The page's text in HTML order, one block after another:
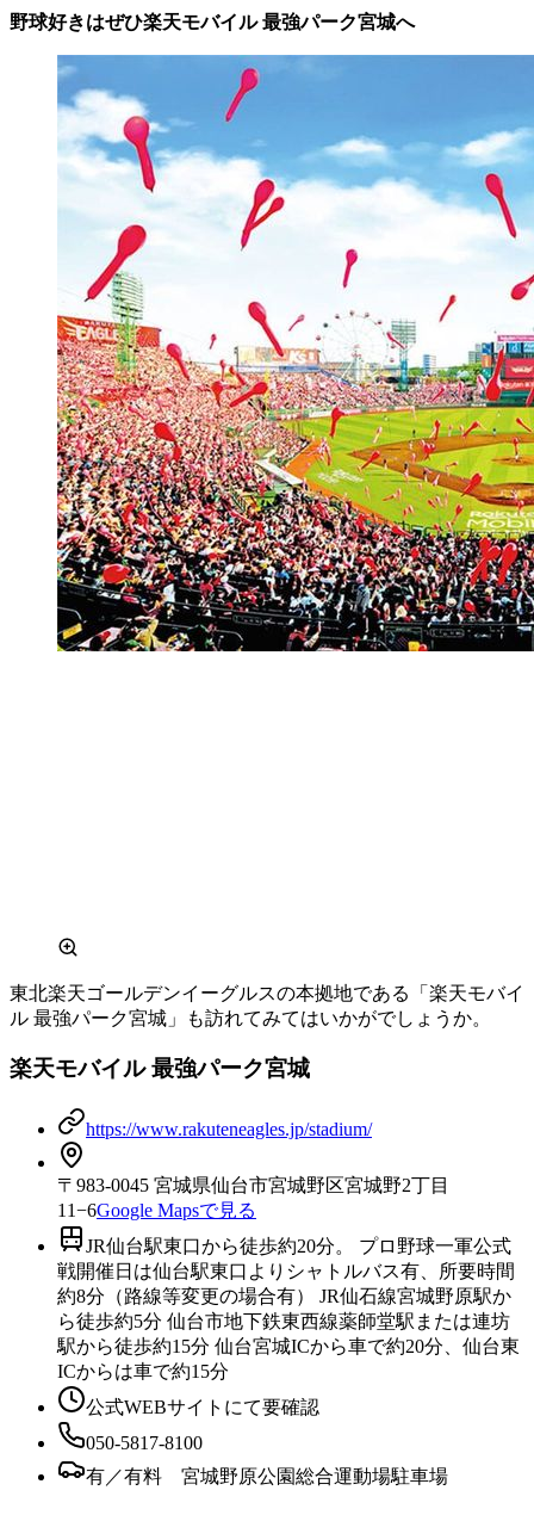
野球好きはぜひ楽天モバイル 最強パーク宮城へ
東北楽天ゴールデンイーグルスの本拠地である「楽天モバイ
ル 最強パーク宮城」も訪れてみてはいかがでしょうか。
楽天モバイル 最強パーク宮城
https://www.rakuteneagles.jp/stadium/
〒983-0045 宮城県仙台市宮城野区宮城野2丁目
11−6Google Mapsで見る
JR仙台駅東口から徒歩約20分。 プロ野球一軍公式
戦開催日は仙台駅東口よりシャトルバス有、所要時間
約8分（路線等変更の場合有） JR仙石線宮城野原駅か
ら徒歩約5分 仙台市地下鉄東西線薬師堂駅または連坊
駅から徒歩約15分 仙台宮城ICから車で約20分、仙台東
ICからは車で約15分
公式WEBサイトにて要確認
050-5817-8100
有／有料 宮城野原公園総合運動場駐車場